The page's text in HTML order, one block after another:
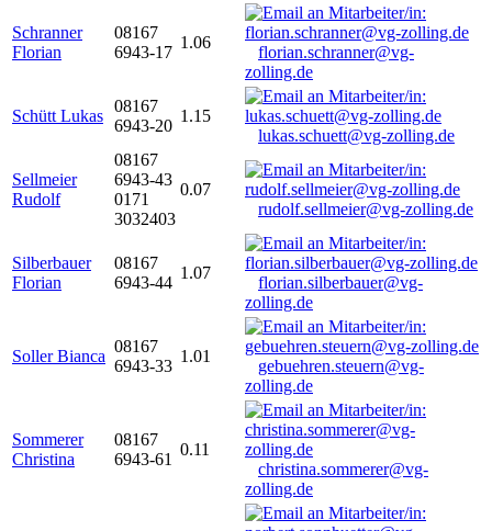
Schranner
Florian
08167
6943-17
1.06
florian.schranner@vg-
zolling.de
Schütt Lukas
08167
6943-20
1.15
lukas.schuett@vg-zolling.de
Sellmeier
Rudolf
08167
6943-43
0171
3032403
0.07
rudolf.sellmeier@vg-zolling.de
Silberbauer
Florian
08167
6943-44
1.07
florian.silberbauer@vg-
zolling.de
Soller Bianca
08167
6943-33
1.01
gebuehren.steuern@vg-
zolling.de
Sommerer
Christina
08167
6943-61
0.11
christina.sommerer@vg-
zolling.de